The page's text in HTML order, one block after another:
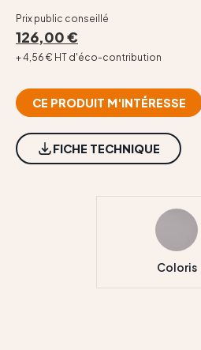
Actualités
Contact
Prix public conseillé
126,00 €
+ 4,56 € HT d'éco-contribution
CE PRODUIT M'INTÉRESSE
FICHE TECHNIQUE
Coloris